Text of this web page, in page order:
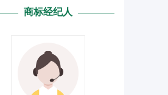
商标经纪人